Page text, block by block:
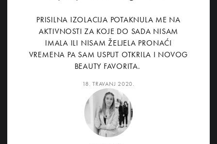
PRISILNA IZOLACIJA POTAKNULA ME NA
AKTIVNOSTI ZA KOJE DO SADA NISAM
IMALA ILI NISAM ŽELJELA PRONAĆI
VREMENA PA SAM USPUT OTKRILA I NOVOG
BEAUTY FAVORITA.
18. TRAVANJ 2020.